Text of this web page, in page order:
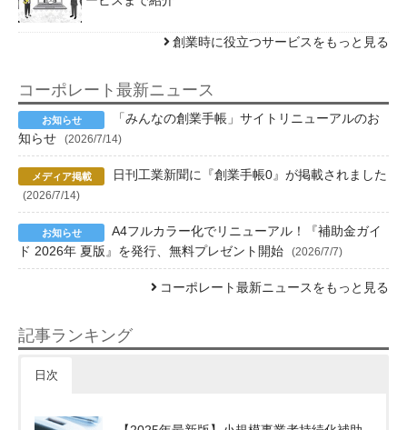
創業時に役立つサービスをもっと見る
コーポレート最新ニュース
「みんなの創業手帳」サイトリニューアルのお
知らせ
(2026/7/14)
日刊工業新聞に『創業手帳0』が掲載されました
(2026/7/14)
A4フルカラー化でリニューアル！『補助金ガイ
ド 2026年 夏版』を発行、無料プレゼント開始
(2026/7/7)
コーポレート最新ニュースをもっと見る
記事ランキング
日次